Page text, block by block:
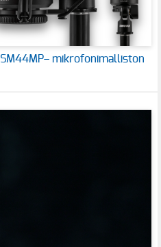
mikrofonimalliston